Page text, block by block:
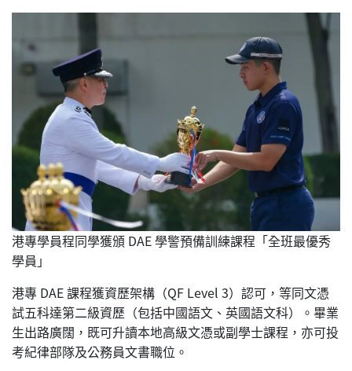
港專學員程同學獲頒 DAE 學警預備訓練課程「全班最優秀
學員」
港專 DAE 課程獲資歷架構（QF Level 3）認可，等同文憑
試五科達第二級資歷（包括中國語文、英國語文科）。畢業
生出路廣闊，既可升讀本地高級文憑或副學士課程，亦可投
考紀律部隊及公務員文書職位。